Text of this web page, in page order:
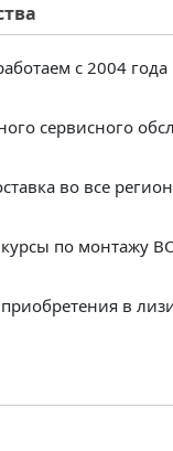
с 2004 года
сервисного
во все
курсы по монтажу
в